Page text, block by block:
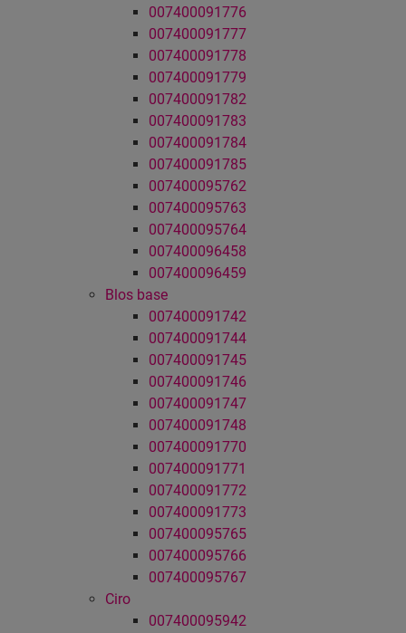
007400091776
007400091777
007400091778
007400091779
007400091782
007400091783
007400091784
007400091785
007400095762
007400095763
007400095764
007400096458
007400096459
Blos base
007400091742
007400091744
007400091745
007400091746
007400091747
007400091748
007400091770
007400091771
007400091772
007400091773
007400095765
007400095766
007400095767
Ciro
007400095942